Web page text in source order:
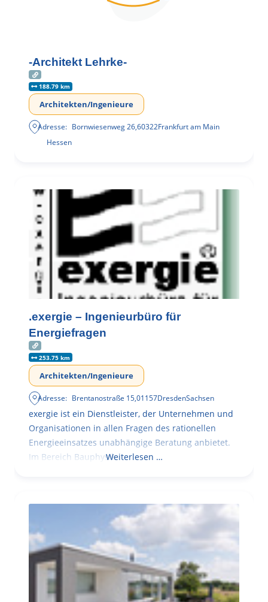
-Architekt Lehrke-
188.79 km
Architekten/Ingenieure
Adresse: Bornwiesenweg 26,60322Frankfurt am Main
Hessen
.exergie – Ingenieurbüro für
Energiefragen
253.75 km
Architekten/Ingenieure
Adresse: Brentanostraße 15,01157DresdenSachsen
exergie ist ein Dienstleister, der Unternehmen und
Organisationen in allen Fragen des rationellen
Energieeinsatzes unabhängige Beratung anbietet.
Im Bereich BauphysikWeiterlesen …